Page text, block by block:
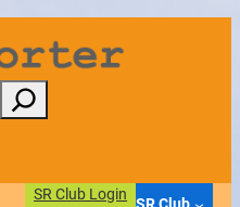
SR Club Login